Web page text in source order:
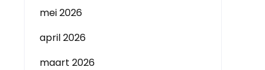
mei 2026
april 2026
maart 2026